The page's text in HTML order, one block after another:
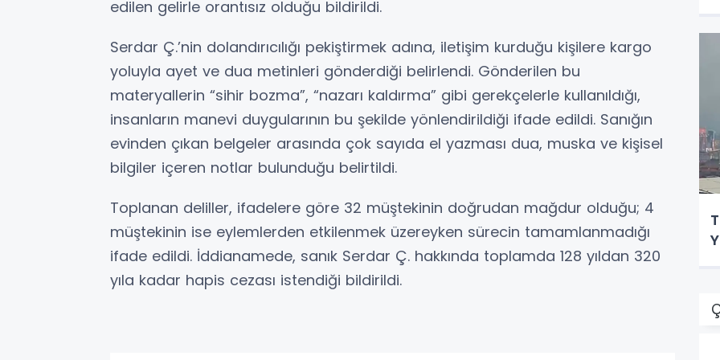
edilen gelirle orantısız olduğu bildirildi.
Serdar Ç.’nin dolandırıcılığı pekiştirmek adına, iletişim kurduğu kişilere kargo
yoluyla ayet ve dua metinleri gönderdiği belirlendi. Gönderilen bu
materyallerin “sihir bozma”, “nazarı kaldırma” gibi gerekçelerle kullanıldığı,
insanların manevi duygularının bu şekilde yönlendirildiği ifade edildi. Sanığın
evinden çıkan belgeler arasında çok sayıda el yazması dua, muska ve kişisel
bilgiler içeren notlar bulunduğu belirtildi.
Toplanan deliller, ifadelere göre 32 müştekinin doğrudan mağdur olduğu; 4
müştekinin ise eylemlerden etkilenmek üzereyken sürecin tamamlanmadığı
ifade edildi. İddianamede, sanık Serdar Ç. hakkında toplamda 128 yıldan 320
yıla kadar hapis cezası istendiği bildirildi.